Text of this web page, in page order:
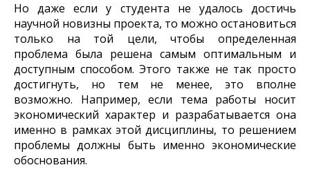
Но даже если у студента не удалось достичь
научной новизны проекта, то можно остановиться
только на той цели, чтобы определенная
проблема была решена самым оптимальным и
доступным способом. Этого также не так просто
достигнуть, но тем не менее, это вполне
возможно. Например, если тема работы носит
экономический характер и разрабатывается она
именно в рамках этой дисциплины, то решением
проблемы должны быть именно экономические
обоснования.